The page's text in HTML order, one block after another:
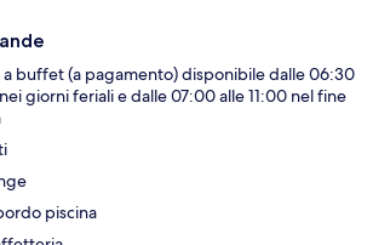
a buffet (a pagamento) disponibile dalle 06:30
giorni feriali e dalle 07:00 alle 11:00 nel fine
piscina